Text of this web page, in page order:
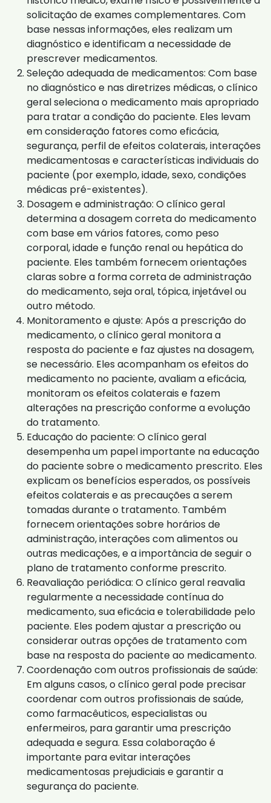
solicitação de exames complementares. Com
base nessas informações, eles realizam um
diagnóstico e identificam a necessidade de
prescrever medicamentos.
Seleção adequada de medicamentos: Com base
no diagnóstico e nas diretrizes médicas, o clínico
geral seleciona o medicamento mais apropriado
para tratar a condição do paciente. Eles levam
em consideração fatores como eficácia,
segurança, perfil de efeitos colaterais, interações
medicamentosas e características individuais do
paciente (por exemplo, idade, sexo, condições
médicas pré-existentes).
Dosagem e administração: O clínico geral
determina a dosagem correta do medicamento
com base em vários fatores, como peso
corporal, idade e função renal ou hepática do
paciente. Eles também fornecem orientações
claras sobre a forma correta de administração
do medicamento, seja oral, tópica, injetável ou
outro método.
Monitoramento e ajuste: Após a prescrição do
medicamento, o clínico geral monitora a
resposta do paciente e faz ajustes na dosagem,
se necessário. Eles acompanham os efeitos do
medicamento no paciente, avaliam a eficácia,
monitoram os efeitos colaterais e fazem
alterações na prescrição conforme a evolução
do tratamento.
Educação do paciente: O clínico geral
desempenha um papel importante na educação
do paciente sobre o medicamento prescrito. Eles
explicam os benefícios esperados, os possíveis
efeitos colaterais e as precauções a serem
tomadas durante o tratamento. Também
fornecem orientações sobre horários de
administração, interações com alimentos ou
outras medicações, e a importância de seguir o
plano de tratamento conforme prescrito.
Reavaliação periódica: O clínico geral reavalia
regularmente a necessidade contínua do
medicamento, sua eficácia e tolerabilidade pelo
paciente. Eles podem ajustar a prescrição ou
considerar outras opções de tratamento com
base na resposta do paciente ao medicamento.
Coordenação com outros profissionais de saúde:
Em alguns casos, o clínico geral pode precisar
coordenar com outros profissionais de saúde,
como farmacêuticos, especialistas ou
enfermeiros, para garantir uma prescrição
adequada e segura. Essa colaboração é
importante para evitar interações
medicamentosas prejudiciais e garantir a
segurança do paciente.